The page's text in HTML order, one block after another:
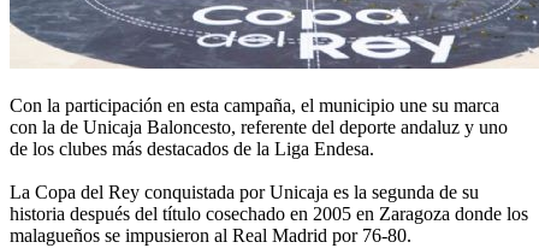
Con la participación en esta campaña, el municipio une su marca
con la de Unicaja Baloncesto, referente del deporte andaluz y uno
de los clubes más destacados de la Liga Endesa.
La Copa del Rey conquistada por Unicaja es la segunda de su
historia después del título cosechado en 2005 en Zaragoza donde los
malagueños se impusieron al Real Madrid por 76-80.